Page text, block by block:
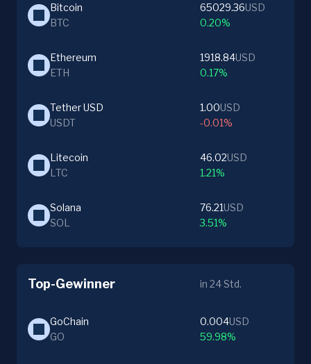
Bitcoin
BTC
65029.36USD
0.20%
Ethereum
ETH
1918.84USD
0.17%
Tether USD
USDT
1.00USD
-0.01%
Litecoin
LTC
46.02USD
1.21%
Solana
SOL
76.21USD
3.51%
Top-Gewinner in 24 Std.
GoChain
GO
0.004USD
59.98%